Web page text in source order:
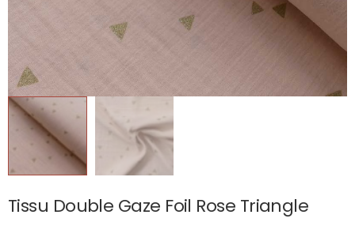
Tissu Double Gaze Foil Rose Triangle